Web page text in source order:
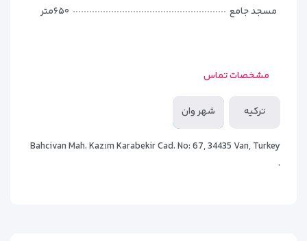
مناسب برای مسافرانی که اقامتی راحت و سطح بالاتر می‌خواهند.
اضافه (یا کاناپه تخت‌شو)، فضای نشیمن جداگانه و طراحی گرم و
این اتاق‌ها انتخاب محبوب خانواده‌هایی‌ست که با کودکان سفر
می‌کنند.
مسجد جامع
۶۵۰متر
مشخصات تماس
ترکیه شهر وان
Bahcivan Mah. Kazım Karabekir Cad. No: 67, 34435 Van, Turkey
.